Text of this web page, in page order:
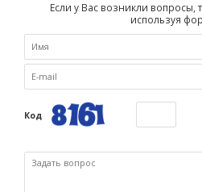
Если у Вас возникли вопросы,
используя
Код